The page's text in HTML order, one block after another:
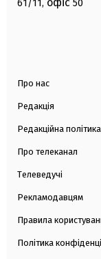
61/11, 50
Про нас
Редакція
Редакційна політика
Про телеканал
Телеведучі
Рекламодавцям
Правила
Політика